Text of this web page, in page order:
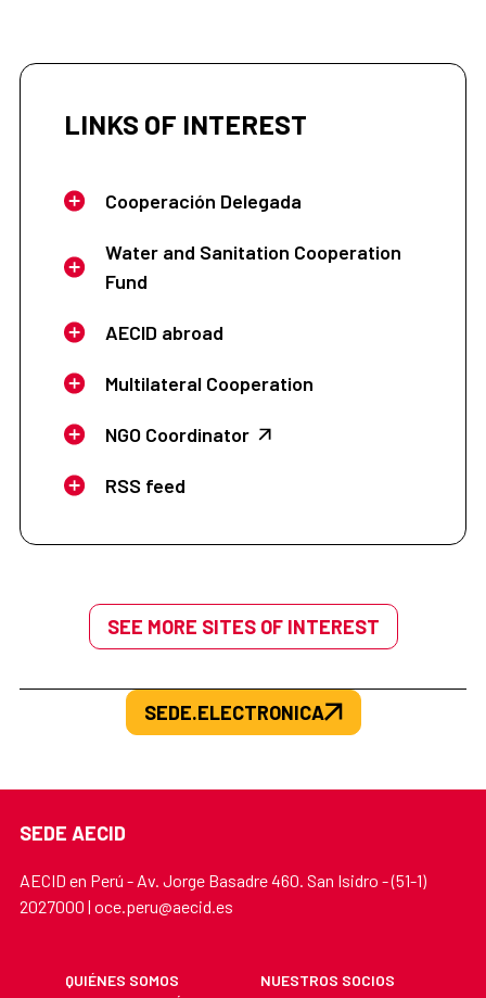
LINKS OF INTEREST
Cooperación Delegada
Water and Sanitation Cooperation
Fund
AECID abroad
Multilateral Cooperation
NGO Coordinator
RSS feed
SEE MORE SITES OF INTEREST
SEDE.ELECTRONICA
SEDE AECID
AECID en Perú - Av. Jorge Basadre 460. San Isidro - (51-1)
2027000 | oce.peru@aecid.es
QUIÉNES SOMOS
NUESTROS SOCIOS